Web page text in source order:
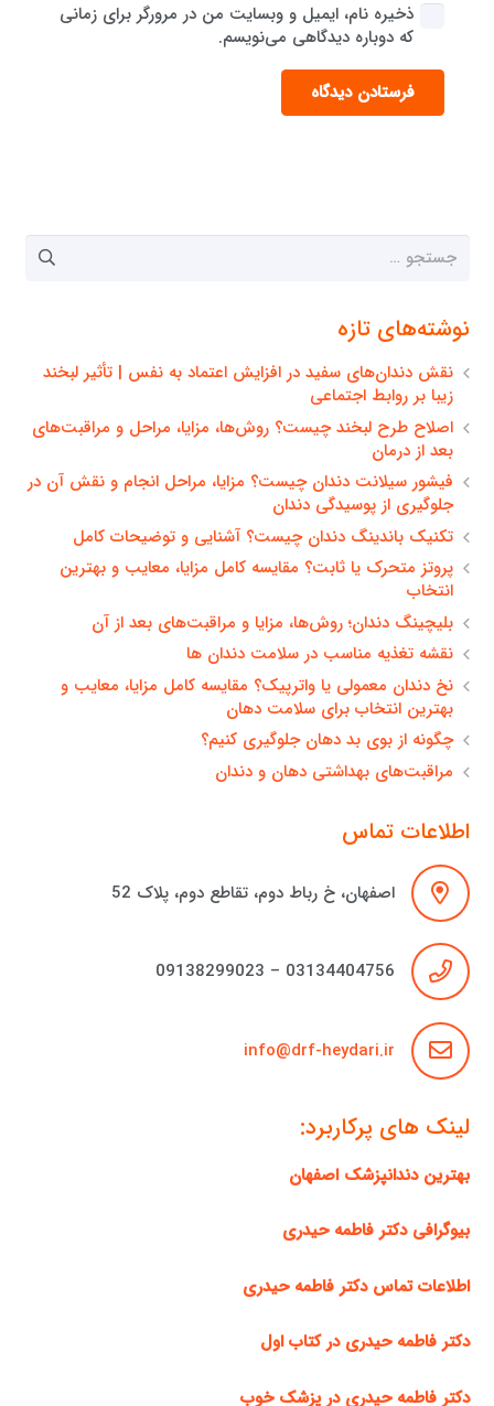
ذخیره نام، ایمیل و وبسایت من در مرورگر برای زمانی
که دوباره دیدگاهی می‌نویسم.
فرستادن دیدگاه
جستجو
نوشته‌های تازه
نقش دندان‌های سفید در افزایش اعتماد به نفس | تأثیر لبخند
زیبا بر روابط اجتماعی
اصلاح طرح لبخند چیست؟ روش‌ها، مزایا، مراحل و مراقبت‌های
بعد از درمان
فیشور سیلانت دندان چیست؟ مزایا، مراحل انجام و نقش آن در
جلوگیری از پوسیدگی دندان
تکنیک باندینگ دندان چیست؟ آشنایی و توضیحات کامل
پروتز متحرک یا ثابت؟ مقایسه کامل مزایا، معایب و بهترین
انتخاب
بلیچینگ دندان؛ روش‌ها، مزایا و مراقبت‌های بعد از آن
نقشه تغذیه مناسب در سلامت دندان ها
نخ دندان معمولی یا واترپیک؟ مقایسه کامل مزایا، معایب و
بهترین انتخاب برای سلامت دهان
چگونه از بوی بد دهان جلوگیری کنیم؟
مراقبت‌های بهداشتی دهان و دندان
اطلاعات تماس
اصفهان، خ رباط دوم، تقاطع دوم، پلاک 52
03134404756 – 09138299023
info@drf-heydari.ir
لینک های پرکاربرد:
بهترین دندانپزشک اصفهان
بیوگرافی دکتر فاطمه حیدری
اطلاعات تماس دکتر فاطمه حیدری
دکتر فاطمه حیدری در کتاب اول
دکتر فاطمه حیدری در پزشک خوب